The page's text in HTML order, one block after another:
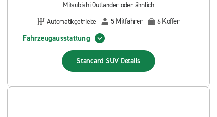
Mitsubishi Outlander oder ähnlich
Automatikgetriebe
5 Mitfahrer 6Koffer
Fahrzeugausstattung
Standard SUV Details